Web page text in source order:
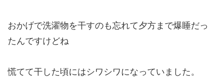
おかげで洗濯物を干すのも忘れて夕方まで爆睡だっ
たんですけどね
慌てて干した頃にはシワシワになっていました。